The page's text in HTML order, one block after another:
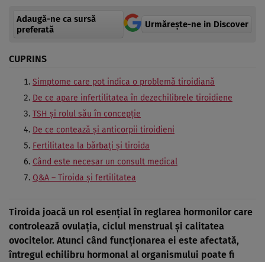
Adaugă-ne ca sursă
preferată
Urmărește-ne in Discover
CUPRINS
Simptome care pot indica o problemă tiroidiană
De ce apare infertilitatea în dezechilibrele tiroidiene
TSH și rolul său în concepție
De ce contează și anticorpii tiroidieni
Fertilitatea la bărbați și tiroida
Când este necesar un consult medical
Q&A – Tiroida și fertilitatea
Tiroida joacă un rol esențial în reglarea hormonilor care
controlează ovulația, ciclul menstrual și calitatea
ovocitelor. Atunci când funcționarea ei este afectată,
întregul echilibru hormonal al organismului poate fi